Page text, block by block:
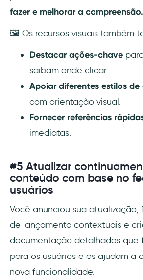
fazer e melhorar a compreensão.
🖼️ Os recursos visuais também
Destacar ações-chave
saibam onde clicar.
Apoiar diferentes estilos de
com orientação visual.
Fornecer referências
imediatas.
#5 Atualizar
conteúdo com base no
usuários
Você anunciou sua atualização,
de lançamento contextuais e
documentação detalhados que
para os usuários e os ajudam a
nova funcionalidade.